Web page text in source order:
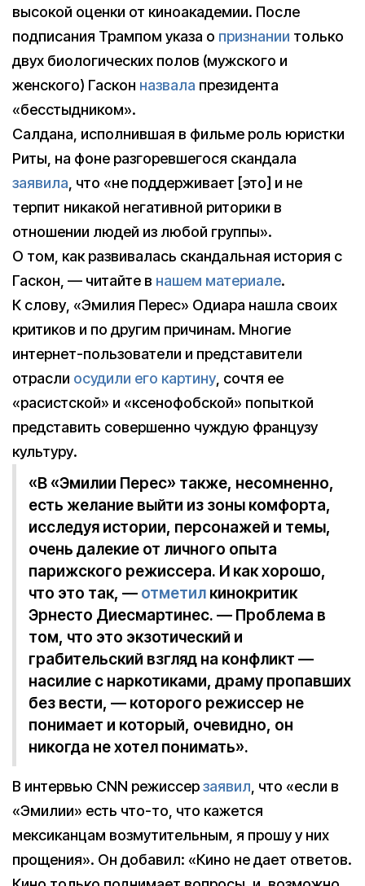
высокой оценки от киноакадемии. После
подписания Трампом указа о признании только
двух биологических полов (мужского и
женского) Гаскон назвала президента
«бесстыдником».
Салдана, исполнившая в фильме роль юристки
Риты, на фоне разгоревшегося скандала
заявила, что «не поддерживает [это] и не
терпит никакой негативной риторики в
отношении людей из любой группы».
О том, как развивалась скандальная история с
Гаскон, — читайте в нашем материале.
К слову, «Эмилия Перес» Одиара нашла своих
критиков и по другим причинам. Многие
интернет-пользователи и представители
отрасли осудили его картину, сочтя ее
«расистской» и «ксенофобской» попыткой
представить совершенно чуждую французу
культуру.
«В «Эмилии Перес» также, несомненно,
есть желание выйти из зоны комфорта,
исследуя истории, персонажей и темы,
очень далекие от личного опыта
парижского режиссера. И как хорошо,
что это так, — отметил кинокритик
Эрнесто Диесмартинес. — Проблема в
том, что это экзотический и
грабительский взгляд на конфликт —
насилие с наркотиками, драму пропавших
без вести, — которого режиссер не
понимает и который, очевидно, он
никогда не хотел понимать».
В интервью CNN режиссерзаявил, что «если в
«Эмилии» есть что-то, что кажется
мексиканцам возмутительным, я прошу у них
прощения». Он добавил: «Кино не дает ответов.